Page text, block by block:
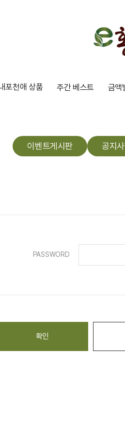
포천애 상품 주간 베스트 금액
이벤트게시판 공지
PASSWORD
확인